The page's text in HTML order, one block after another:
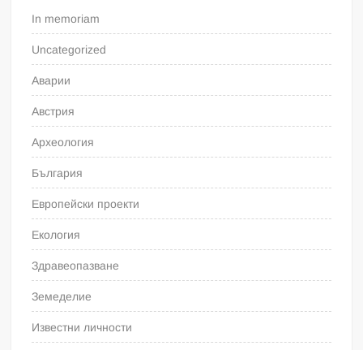
In memoriam
Uncategorized
Аварии
Австрия
Археология
България
Европейски проекти
Екология
Здравеопазване
Земеделие
Известни личности